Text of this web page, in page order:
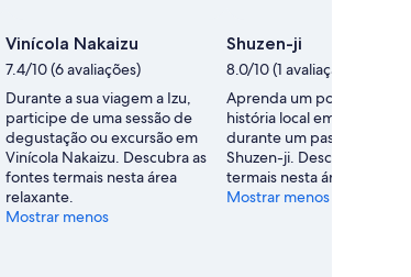
Vinícola Nakaizu
7.4/10 (6 avaliações)
Durante a sua viagem a Izu,
participe de uma sessão de
degustação ou excursão em
Vinícola Nakaizu. Descubra as
fontes termais nesta área
relaxante.
Mostrar menos
Shuzen-ji
8.0/10 (1 avaliação)
Aprenda um pouco sobre
história local em Shuzenji
durante um passeio por
Shuzen-ji. Descubra as
termais nesta área cultural.
Mostrar menos